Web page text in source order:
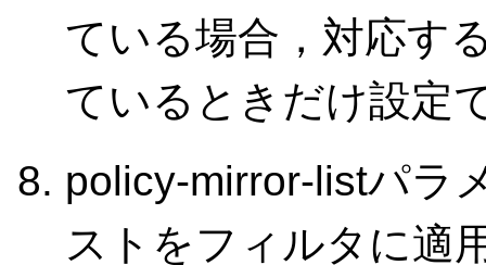
ている場合，対応す
ているときだけ設定
policy-mirror-listパラ
ストをフィルタに適